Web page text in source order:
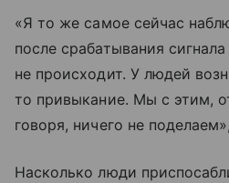
«Я то же самое сейчас
после срабатывания
не происходит. У людей
то привыкание. Мы с этим,
говоря, ничего не
Насколько люди